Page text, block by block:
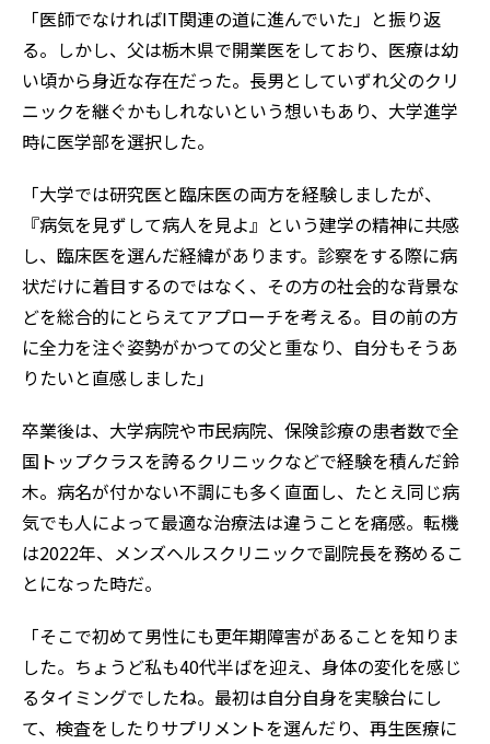
「医師でなければIT関連の道に進んでいた」と振り返
る。しかし、父は栃木県で開業医をしており、医療は幼
い頃から身近な存在だった。長男としていずれ父のクリ
ニックを継ぐかもしれないという想いもあり、大学進学
時に医学部を選択した。
「大学では研究医と臨床医の両方を経験しましたが、
『病気を見ずして病人を見よ』という建学の精神に共感
し、臨床医を選んだ経緯があります。診察をする際に病
状だけに着目するのではなく、その方の社会的な背景な
どを総合的にとらえてアプローチを考える。目の前の方
に全力を注ぐ姿勢がかつての父と重なり、自分もそうあ
りたいと直感しました」
卒業後は、大学病院や市民病院、保険診療の患者数で全
国トップクラスを誇るクリニックなどで経験を積んだ鈴
木。病名が付かない不調にも多く直面し、たとえ同じ病
気でも人によって最適な治療法は違うことを痛感。転機
は2022年、メンズヘルスクリニックで副院長を務めるこ
とになった時だ。
「そこで初めて男性にも更年期障害があることを知りま
した。ちょうど私も40代半ばを迎え、身体の変化を感じ
るタイミングでしたね。最初は自分自身を実験台にし
て、検査をしたりサプリメントを選んだり、再生医療に